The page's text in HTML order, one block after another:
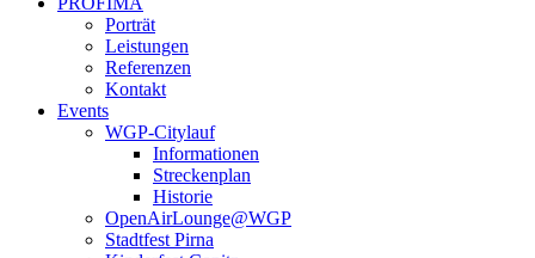
Porträt
Leistungen
Referenzen
Kontakt
Events
WGP-Citylauf
Informationen
Streckenplan
Historie
OpenAirLounge@WGP
Stadtfest Pirna